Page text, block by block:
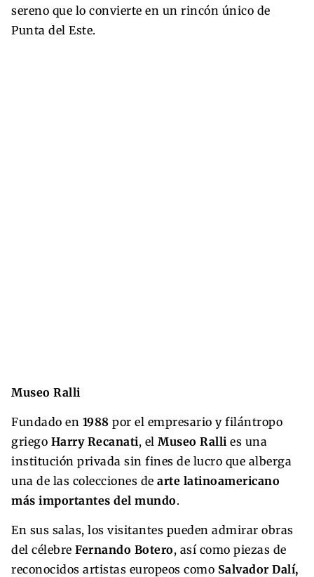
sereno que lo convierte en un rincón único de
Punta del Este.
Museo Ralli
Fundado en 1988 por el empresario y filántropo
griego Harry Recanati, el Museo Ralli es una
institución privada sin fines de lucro que alberga
una de las colecciones de arte latinoamericano
más importantes del mundo.
En sus salas, los visitantes pueden admirar obras
del célebre Fernando Botero, así como piezas de
reconocidos artistas europeos como Salvador Dalí,